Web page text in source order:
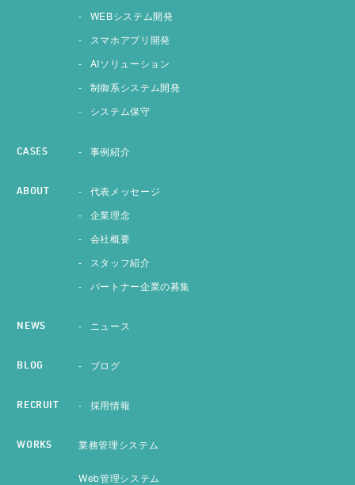
WEBシステム開発
スマホアプリ開発
AIソリューション
制御系システム開発
システム保守
CASES 事例紹介
ABOUT
代表メッセージ
企業理念
会社概要
スタッフ紹介
パートナー企業の募集
NEWS ニュース
BLOG ブログ
RECRUIT 採用情報
WORKS 業務管理システム
Web管理システム